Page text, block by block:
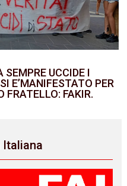
UCCIDE I
E’MANIFESTATO PER
FRATELLO: FAKIR.
Italiana